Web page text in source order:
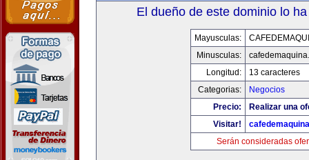
El dueño de este dominio lo
Mayusculas:
Minusculas:
Longitud:
13 caracteres
Categorias:
Negocios
Precio:
Realizar una
Visitar!
Serán consideradas